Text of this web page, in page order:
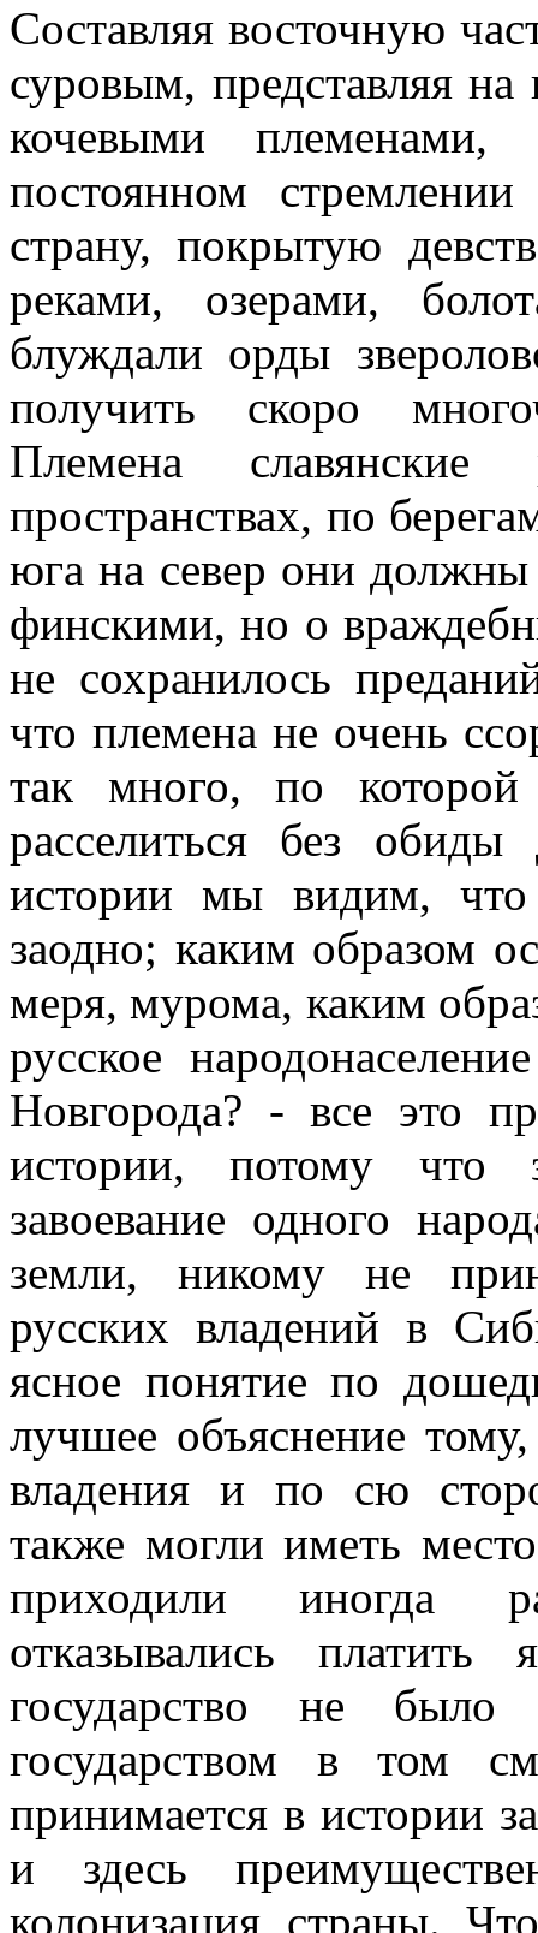
Составляя восточную
суровым, представляя
кочевыми
постоянном
страну, покрытую
реками, озерами,
блуждали орды
получить скоро
Племена
пространствах, по
юга на север они должны
финскими, но о
не сохранилось
что племена не очень
так много, по
расселиться без
истории мы видим,
заодно; каким образом
меря, мурома, каким
русское
Новгорода? - все это
истории, потому что
завоевание одного
земли, никому не
русских владений в
ясное понятие по
лучшее объяснение
владения и по сю
также могли иметь
приходили иногда
отказывались
государство не было
государством в том
принимается в истории
и здесь
колонизация страны.